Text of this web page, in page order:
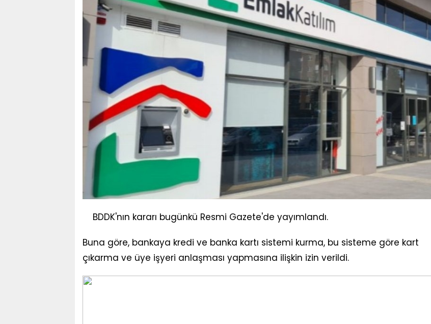
BDDK'nın kararı bugünkü Resmi Gazete'de yayımlandı.
Buna göre, bankaya kredi ve banka kartı sistemi kurma, bu sisteme göre kart
çıkarma ve üye işyeri anlaşması yapmasına ilişkin izin verildi.